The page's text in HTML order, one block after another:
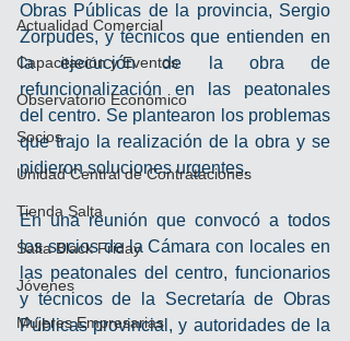
Actualidad Comercial
Capacitación y Eventos
Observatorio Económico
Socios
Unidad Central de Contrataciones
Tienda Salta
Salta Black Friday
Jóvenes
Mujeres Empresarias
Obras Públicas de la provincia, Sergio
Zorpudes, y técnicos que entienden en
la ejecución de la obra de
refuncionalización en las peatonales
del centro. Se plantearon los problemas
que trajo la realización de la obra y se
pidieron soluciones urgentes.
En una reunión que convocó a todos
los socios de la Cámara con locales en
las peatonales del centro, funcionarios
y técnicos de la Secretaría de Obras
Públicas provincial, y autoridades de la